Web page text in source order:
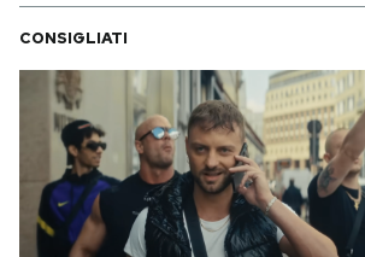
CONSIGLIATI